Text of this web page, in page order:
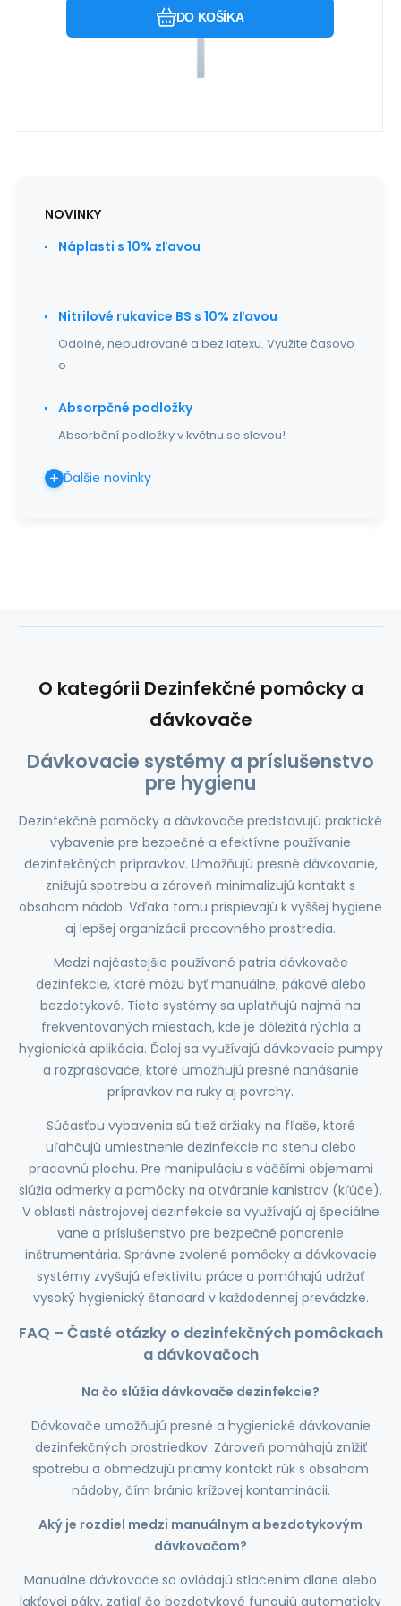
DO KOŠÍKA
NOVINKY
Náplasti s 10% zľavou
Nitrilové rukavice BS s 10% zľavou
Odolné, nepudrované a bez latexu. Využite časovo
o
Absorpčné podložky
Absorbční podložky v květnu se slevou!
Ďalšie novinky
O kategórii Dezinfekčné pomôcky a
dávkovače
Dávkovacie systémy a príslušenstvo
pre hygienu
Dezinfekčné pomôcky a dávkovače predstavujú praktické
vybavenie pre bezpečné a efektívne používanie
dezinfekčných prípravkov. Umožňujú presné dávkovanie,
znižujú spotrebu a zároveň minimalizujú kontakt s
obsahom nádob. Vďaka tomu prispievajú k vyššej hygiene
aj lepšej organizácii pracovného prostredia.
Medzi najčastejšie používané patria dávkovače
dezinfekcie, ktoré môžu byť manuálne, pákové alebo
bezdotykové. Tieto systémy sa uplatňujú najmä na
frekventovaných miestach, kde je dôležitá rýchla a
hygienická aplikácia. Ďalej sa využívajú dávkovacie pumpy
a rozprašovače, ktoré umožňujú presné nanášanie
prípravkov na ruky aj povrchy.
Súčasťou vybavenia sú tiež držiaky na fľaše, ktoré
uľahčujú umiestnenie dezinfekcie na stenu alebo
pracovnú plochu. Pre manipuláciu s väčšími objemami
slúžia odmerky a pomôcky na otváranie kanistrov (kľúče).
V oblasti nástrojovej dezinfekcie sa využívajú aj špeciálne
vane a príslušenstvo pre bezpečné ponorenie
inštrumentária. Správne zvolené pomôcky a dávkovacie
systémy zvyšujú efektivitu práce a pomáhajú udržať
vysoký hygienický štandard v každodennej prevádzke.
FAQ – Časté otázky o dezinfekčných pomôckach
a dávkovačoch
Na čo slúžia dávkovače dezinfekcie?
Dávkovače umožňujú presné a hygienické dávkovanie
dezinfekčných prostriedkov. Zároveň pomáhajú znížiť
spotrebu a obmedzujú priamy kontakt rúk s obsahom
nádoby, čím bránia krížovej kontaminácii.
Aký je rozdiel medzi manuálnym a bezdotykovým
dávkovačom?
Manuálne dávkovače sa ovládajú stlačením dlane alebo
lakťovej páky, zatiaľ čo bezdotykové fungujú automaticky